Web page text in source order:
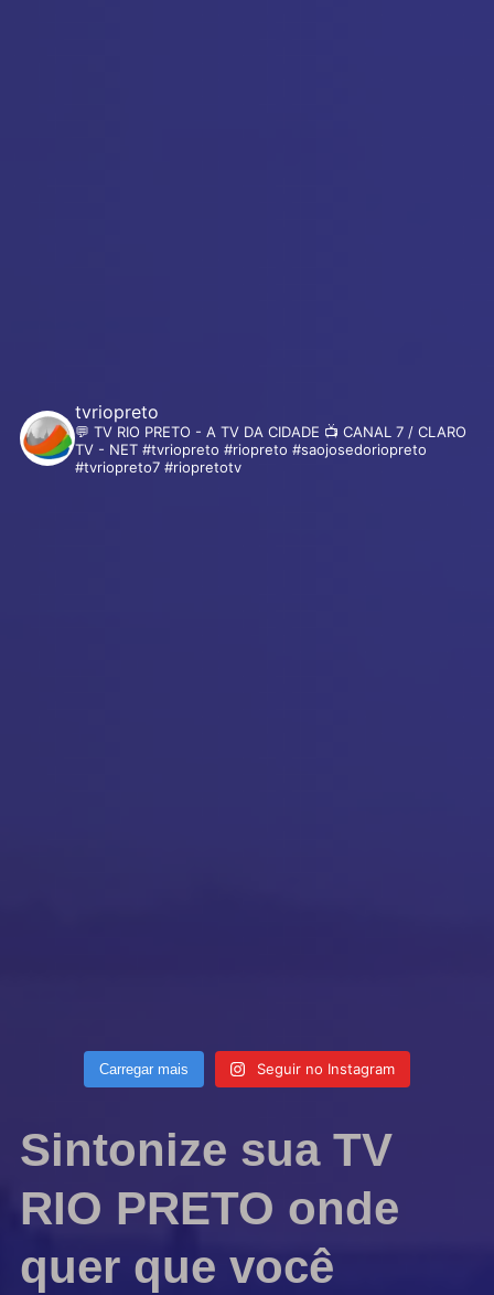
tvriopreto
💬 TV RIO PRETO - A TV DA CIDADE 📺 CANAL 7 / CLARO
TV - NET #tvriopreto #riopreto #saojosedoriopreto
#tvriopreto7 #riopretotv
Carregar mais Seguir no Instagram
Sintonize sua TV
RIO PRETO onde
quer que você